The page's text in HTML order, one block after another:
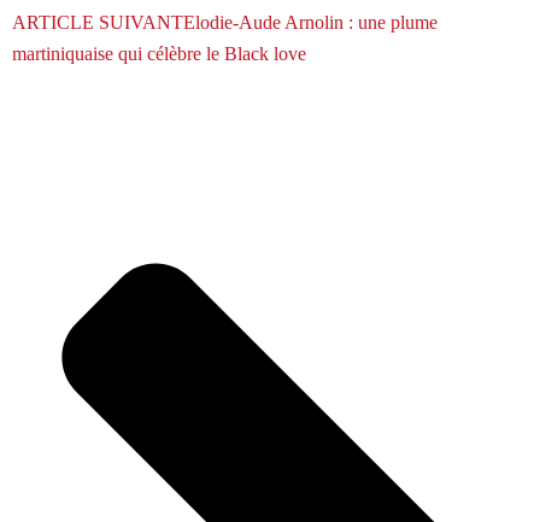
ARTICLE SUIVANTElodie-Aude Arnolin : une plume
martiniquaise qui célèbre le Black love